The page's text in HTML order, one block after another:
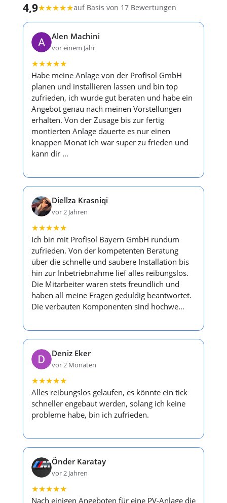
4,9★★★★★auf Basis von 17 Bewertungen
Alen Machini
vor einem Jahr
★★★★★
Habe meine Anlage von der Profisol GmbH
planen und installieren lassen und bin top
zufrieden, ich wurde gut beraten und habe ein
Angebot genau nach meinen Vorstellungen
erhalten. Von der Zusage bis zur fertig
montierten Anlage dauerte es nur einen
knappen Monat ich war super zu frieden und
kann dir …
Diellza Krasniqi
vor 2 Jahren
★★★★★
Ich bin mit Profisol Bayern GmbH rundum
zufrieden. Von der kompetenten Beratung
über die schnelle und saubere Installation bis
hin zur Inbetriebnahme lief alles reibungslos.
Die Mitarbeiter waren stets freundlich und
haben all meine Fragen geduldig beantwortet.
Die verbauten Komponenten sind hochwe…
Deniz Eker
vor 2 Monaten
★★★★★
Alles reibungslos gelaufen, es könnte ein tick
schneller engebaut werden, solang ich keine
probleme habe, bin ich zufrieden.
Önder Karatay
vor 2 Jahren
★★★★★
Nach einigen Angeboten für eine PV-Anlage die